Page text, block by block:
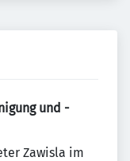
und -
Zawisla im